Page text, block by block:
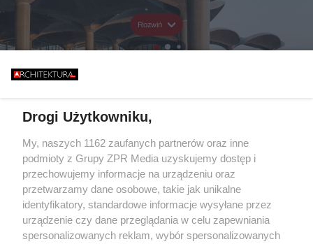
Rozwiń
Drogi Użytkowniku,
My, naszych 1162 zaufanych partnerów oraz inne
podmioty z Grupy ZPR Media uzyskujemy dostęp i
przechowujemy informacje na urządzeniu oraz
przetwarzamy dane osobowe, takie jak unikalne
identyfikatory, standardowe informacje wysyłane przez
urządzenie czy dane przeglądania w celu zapewniania
spersonalizowanych reklam, wybór spersonalizowanych